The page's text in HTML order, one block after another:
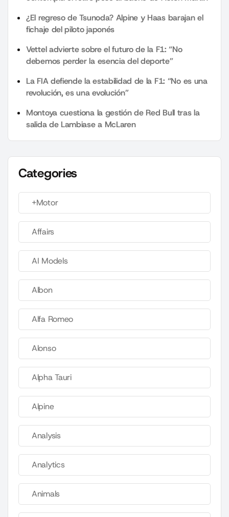
¿El regreso de Tsunoda? Alpine y Haas barajan el
fichaje del piloto japonés
Vettel advierte sobre el futuro de la F1: “No
debemos perder la esencia del deporte”
La FIA defiende la estabilidad de la F1: “No es una
revolución, es una evolución”
Montoya cuestiona la gestión de Red Bull tras la
salida de Lambiase a McLaren
Categories
+Motor
Affairs
AI Models
Albon
Alfa Romeo
Alonso
Alpha Tauri
Alpine
Analysis
Analytics
Animals